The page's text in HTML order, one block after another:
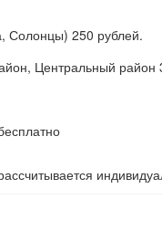
Солонцы) 250 рублей.
Центральный район